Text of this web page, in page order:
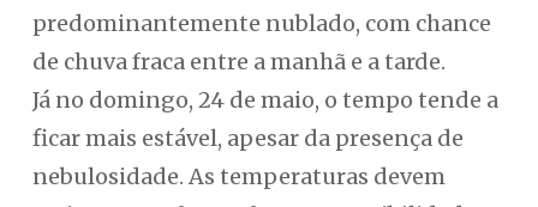
predominantemente nublado, com chance
de chuva fraca entre a manhã e a tarde.
Já no domingo, 24 de maio, o tempo tende a
ficar mais estável, apesar da presença de
nebulosidade. As temperaturas devem